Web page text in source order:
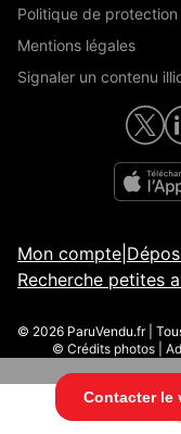
Contacter le
Politique de
Mentions légales
Signaler un contenu
Mon compte
Recherche petites
© 2026 ParuVendu.fr |
© Crédits photos |
© 2026